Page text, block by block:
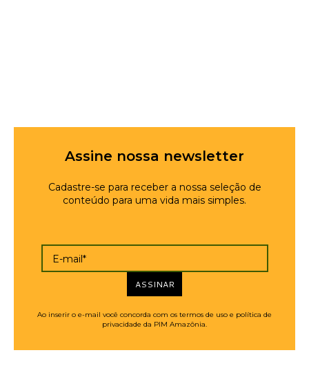
Assine nossa newsletter
Cadastre-se para receber a nossa seleção de
conteúdo para uma vida mais simples.
E-mail*
ASSINAR
Ao inserir o e-mail você concorda com os termos de uso e política de
privacidade da PIM Amazônia.